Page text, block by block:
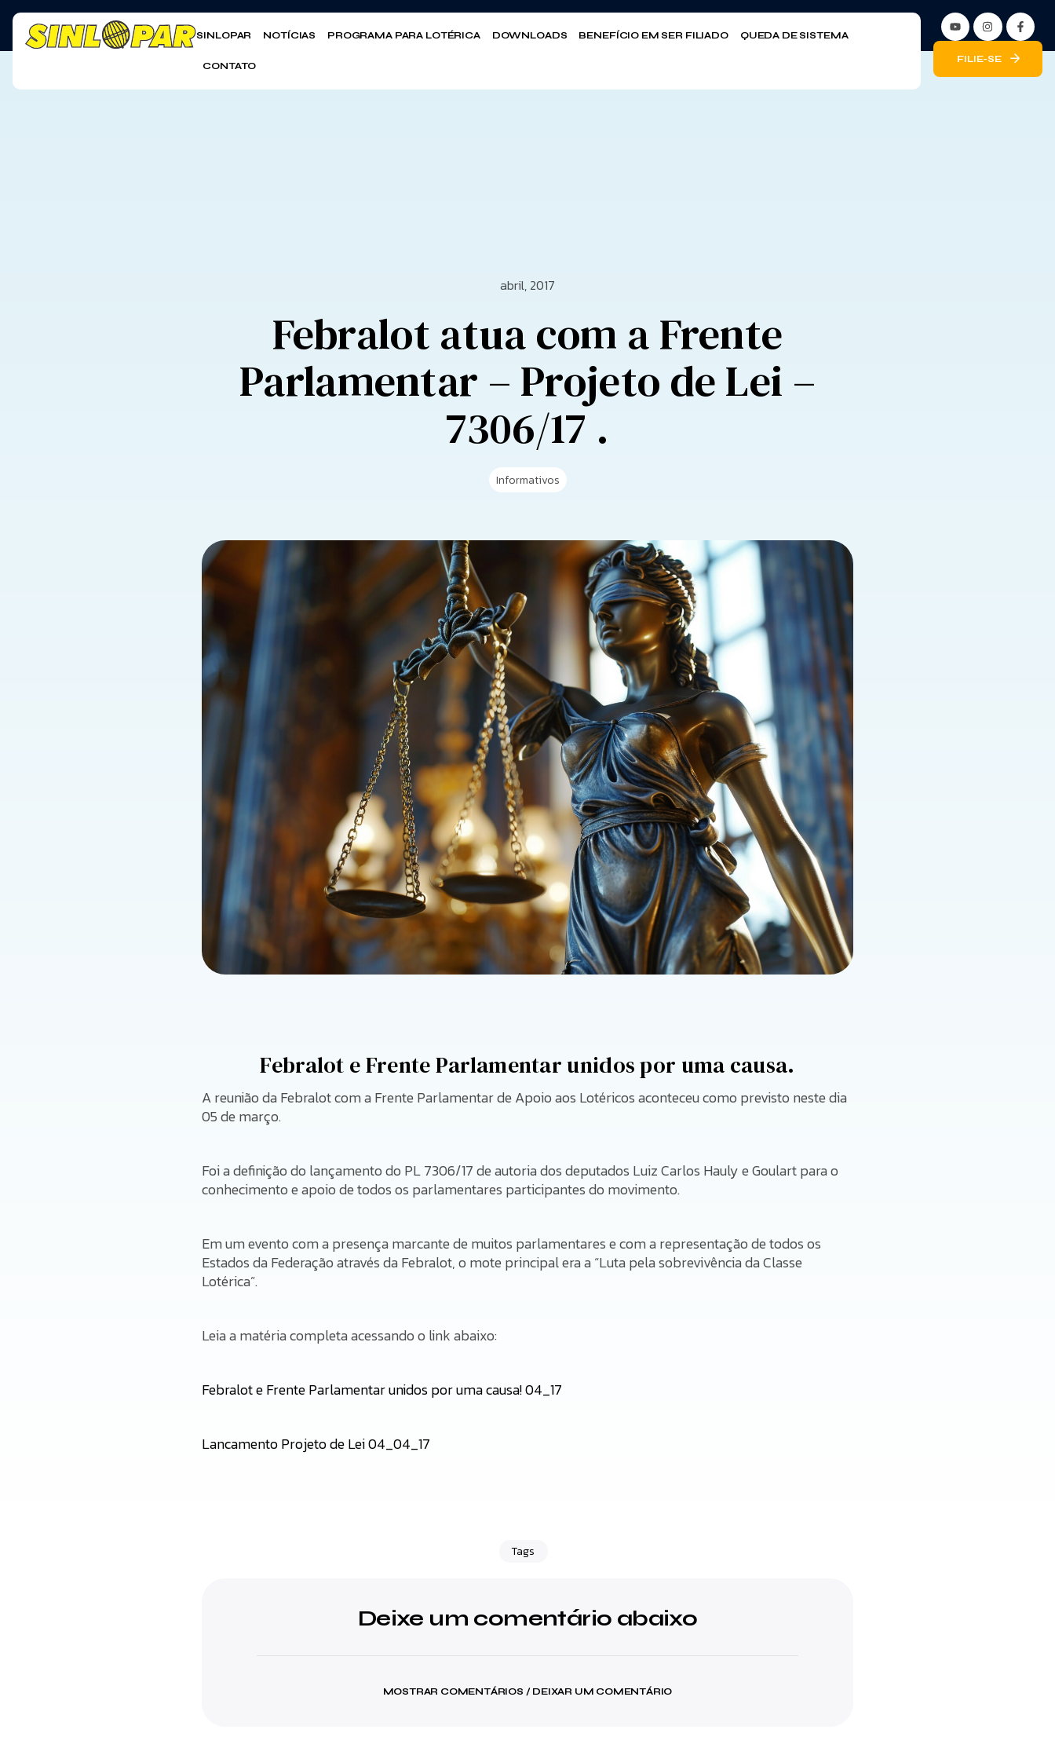
SINLOPAR NOTÍCIAS PROGRAMA PARA LOTÉRICA DOWNLOADS BENEFÍCIO EM SER FILIADO QUEDA DE SISTEMA
CONTATO
FILIE-SE
abril, 2017
Febralot atua com a Frente
Parlamentar – Projeto de Lei –
7306/17 .
Informativos
Febralot e Frente Parlamentar unidos por uma causa.
A reunião da Febralot com a Frente Parlamentar de Apoio aos Lotéricos aconteceu como previsto neste dia
05 de março.
Foi a definição do lançamento do PL 7306/17 de autoria dos deputados Luiz Carlos Hauly e Goulart para o
conhecimento e apoio de todos os parlamentares participantes do movimento.
Em um evento com a presença marcante de muitos parlamentares e com a representação de todos os
Estados da Federação através da Febralot, o mote principal era a “Luta pela sobrevivência da Classe
Lotérica”.
Leia a matéria completa acessando o link abaixo:
Febralot e Frente Parlamentar unidos por uma causa! 04_17
Lancamento Projeto de Lei 04_04_17
Tags
Deixe um comentário abaixo
MOSTRAR COMENTÁRIOS / DEIXAR UM COMENTÁRIO